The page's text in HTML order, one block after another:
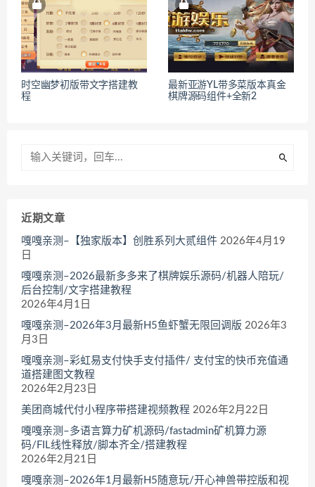
时空幽梦初版带文字搭建教
程
最新亚游YL带多菜版本真金
棋牌源码组件+全新2
近期文章
嘎嘎亲测–【独家版本】创胜系列大贰组件 2026年4月19
日
嘎嘎亲测–2026最新多多来了棋牌娱乐源码/机器人陪玩/
后台控制/文字搭建教程
2026年4月1日
嘎嘎亲测–2026年3月最新H5鱼虾蟹无限回调版 2026年3
月3日
嘎嘎亲测–彩虹易支付快手支付插件/ 支付宝的快币充值通
道搭建图文教程
2026年2月23日
美团商城代付小程序带搭建视频教程 2026年2月22日
嘎嘎亲测–多语言算力矿机源码/fastadmin矿机算力源
码/FIL线性释放/脚本齐全/搭建教程
2026年2月21日
嘎嘎亲测–2026年1月最新H5随意玩/开心神兽带控版和视